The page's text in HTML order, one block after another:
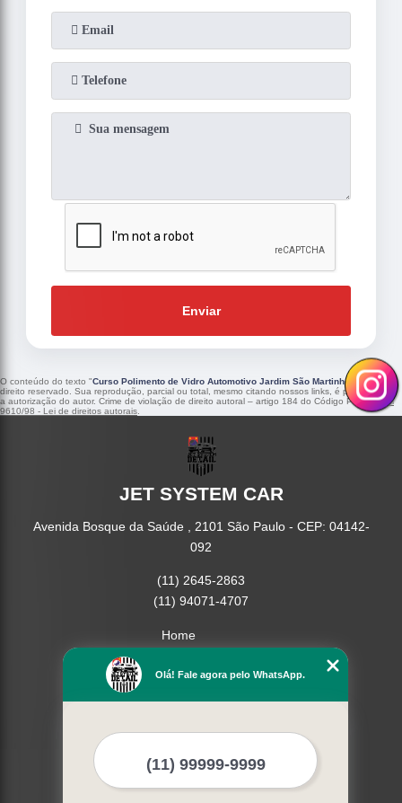
Enviar
O conteúdo do texto "Curso Polimento de Vidro Automotivo Jardim São Martinho " é de
direito reservado. Sua reprodução, parcial ou total, mesmo citando nossos links, é proibida sem
a autorização do autor. Crime de violação de direito autoral – artigo 184 do Código Penal –Lei
9610/98 - Lei de direitos autorais
JET SYSTEM CAR
Avenida Bosque da Saúde , 2101 São Paulo - CEP: 04142-
092
(11) 2645-2863
(11) 94071-4707
Home
Missão
Mapa do site
Mais Serviços
Olá! Fale agora pelo WhatsApp.